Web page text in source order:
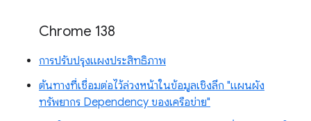
Chrome 138
การปรับปรุงแผงประสิทธิภาพ
ต้นทางที่เชื่อมต่อไว้ล่วงหน้าในข้อมูลเชิงลึก "แผนผัง
ทรัพยากร Dependency ของเครือข่าย"